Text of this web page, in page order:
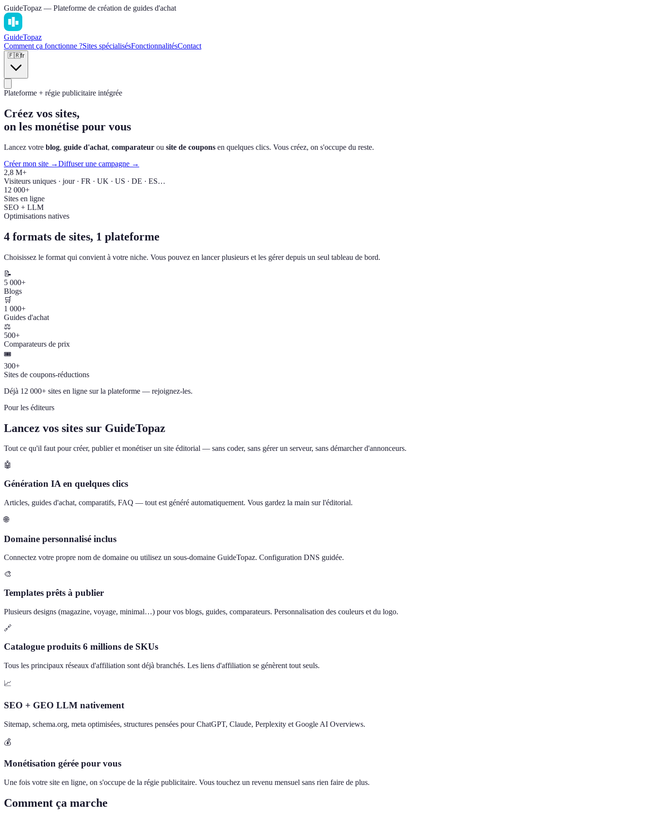
GuideTopaz — Plateforme de création de guides d'achat
GuideTopaz
Comment ça fonctionne ?Sites spécialisésFonctionnalitésContact
🇫🇷fr
Plateforme + régie publicitaire intégrée
Créez vos sites,
on les monétise pour vous
Lancez votre blog, guide d'achat, comparateur ou site de coupons en quelques clics. Vous créez, on s'occupe du reste.
Créer mon site →Diffuser une campagne →
2,8 M+
Visiteurs uniques · jour · FR · UK · US · DE · ES…
12 000+
Sites en ligne
SEO + LLM
Optimisations natives
4 formats de sites, 1 plateforme
Choisissez le format qui convient à votre niche. Vous pouvez en lancer plusieurs et les gérer depuis un seul tableau de bord.
📝
5 000+
Blogs
🛒
1 000+
Guides d'achat
⚖️
500+
Comparateurs de prix
🎟️
300+
Sites de coupons-réductions
Déjà 12 000+ sites en ligne sur la plateforme — rejoignez-les.
Pour les éditeurs
Lancez vos sites sur GuideTopaz
Tout ce qu'il faut pour créer, publier et monétiser un site éditorial — sans coder, sans gérer un serveur, sans démarcher d'annonceurs.
🤖
Génération IA en quelques clics
Articles, guides d'achat, comparatifs, FAQ — tout est généré automatiquement. Vous gardez la main sur l'éditorial.
🌐
Domaine personnalisé inclus
Connectez votre propre nom de domaine ou utilisez un sous-domaine GuideTopaz. Configuration DNS guidée.
🎨
Templates prêts à publier
Plusieurs designs (magazine, voyage, minimal…) pour vos blogs, guides, comparateurs. Personnalisation des couleurs et du logo.
🔗
Catalogue produits 6 millions de SKUs
Tous les principaux réseaux d'affiliation sont déjà branchés. Les liens d'affiliation se génèrent tout seuls.
📈
SEO + GEO LLM nativement
Sitemap, schema.org, meta optimisées, structures pensées pour ChatGPT, Claude, Perplexity et Google AI Overviews.
💰
Monétisation gérée pour vous
Une fois votre site en ligne, on s'occupe de la régie publicitaire. Vous touchez un revenu mensuel sans rien faire de plus.
Comment ça marche